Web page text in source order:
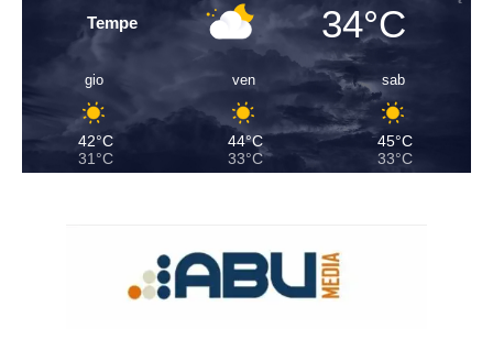
Tempe 34°C
gio
42°C
31°C
ven
44°C
33°C
sab
45°C
33°C